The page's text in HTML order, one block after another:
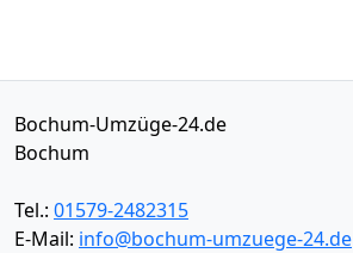
Bochum-Umzüge-24.de
Bochum
Tel.: 01579-2482315
E-Mail: info@bochum-umzuege-24.de